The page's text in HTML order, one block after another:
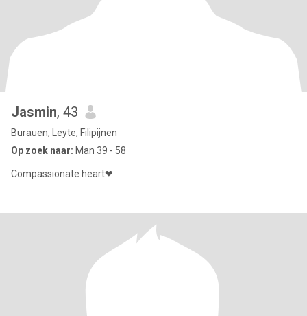
Jasmin, 43
Burauen, Leyte, Filipijnen
Op zoek naar: Man 39 - 58
Compassionate heart❤